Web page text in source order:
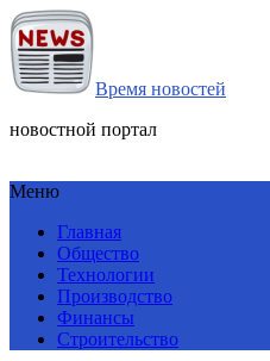
Время новостей
новостной портал
Меню
Главная
Общество
Технологии
Производство
Финансы
Строительство